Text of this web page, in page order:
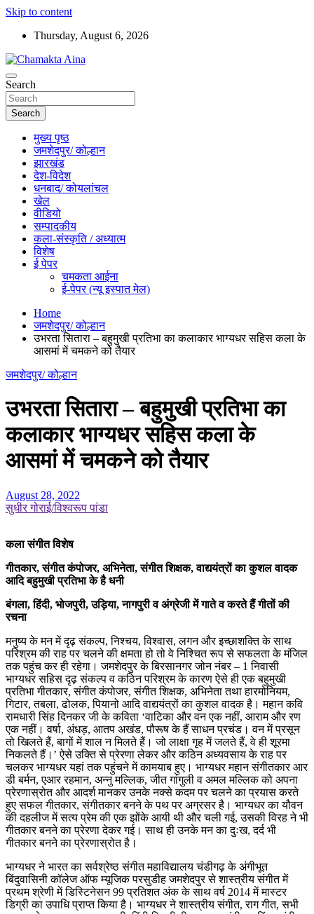
Skip to content
Thursday, August 6, 2026
Chamakta Aina
Hindi News Paper – Jharkhand
Search
Search
मुख्य पृष्ठ
जमशेदपुर/ कोल्हान
झारखंड
देश-विदेश
धनबाद/ कोयलांचल
खेल
वीडियो
सम्पादकीय
कला-संस्कृति / अध्यात्म
विशेष
ई पेपर
चमकता आईना
ई-पेपर (न्यू इस्पात मेल)
Home
जमशेदपुर/ कोल्हान
उभरता सितारा – बहुमुखी प्रतिभा का कलाकार भाग्यधर सहिस कला के
आसमां में चमकने को तैयार
जमशेदपुर/ कोल्हान
उभरता सितारा – बहुमुखी प्रतिभा का
कलाकार भाग्यधर सहिस कला के
आसमां में चमकने को तैयार
August 28, 2022
सुधीर गोराई/विश्वरूप पांडा
कला संगीत विशेष
गीतकार, संगीत कंपोजर, अभिनेता, संगीत शिक्षक, वाद्ययंत्रों का कुशल वादक
आदि बहुमुखी प्रतिभा के है धनी
बंगला, हिंदी, भोजपुरी, उड़िया, नागपुरी व अंग्रेजी में गाते व करते हैं गीतों की
रचना
मनुष्य के मन में दृढ़ संकल्प, निश्चय, विश्वास, लगन और इच्छाशक्ति के साथ
परिश्रम की राह पर चलने की क्षमता हो तो वे निश्चित रूप से सफलता के मंजिल
तक पहुंच कर ही रहेगा। जमशेदपुर के बिरसानगर जोन नंबर – 1 निवासी
भाग्यधर सहिस दृढ़ संकल्प व कठिन परिश्रम के कारण ऐसे ही एक बहुमुखी
प्रतिभा गीतकार, संगीत कंपोजर, संगीत शिक्षक, अभिनेता तथा हारमोनियम,
गिटार, तबला, ढोलक, पियानो आदि वाद्ययंत्रों का कुशल वादक है। महान कवि
रामधारी सिंह दिनकर जी के कविता ‘वाटिका और वन एक नहीं, आराम और रण
एक नहीं। वर्षा, अंधड़, आतप अखंड, पौरूष के हैं साधन प्रचंड। वन में प्रसून
तो खिलते हैं, बागों में शाल न मिलते हैं। जो लाक्षा गृह में जलते हैं, वे ही शूरमा
निकलते हैं।’ ऐसे उक्ति से प्रेरणा लेकर और कठिन अध्यवसाय के राह पर
चलकर भाग्यधर यहां तक पहुंचने में कामयाब हुए। भाग्यधर महान संगीतकार आर
डी बर्मन, एआर रहमान, अन्नु मल्लिक, जीत गांगुली व अमल मल्लिक को अपना
प्रेरणास्रोत और आदर्श मानकर उनके नक्से कदम पर चलने का प्रयास करते
हुए सफल गीतकार, संगीतकार बनने के पथ पर अग्रसर है। भाग्यधर का यौवन
की दहलीज में सत्य प्रेम की एक झोंके आयी थी और चली गई, उसकी विरह ने भी
गीतकार बनने का प्रेरणा देकर गई। साथ ही उनके मन का दुःख, दर्द भी
गीतकार बनने का प्रेरणास्रोत है।
भाग्यधर ने भारत का सर्वश्रेष्ठ संगीत महाविद्यालय चंडीगढ़ के अंगीभूत
बिंदुवासिनी कॉलेज ऑफ म्यूजिक परसुडीह जमशेदपुर से शास्त्रीय संगीत में
प्रथम श्रेणी में डिस्टिनेसन 99 प्रतिशत अंक के साथ वर्ष 2014 में मास्टर
डिग्री का उपाधि प्राप्त किया है। भाग्यधर ने शास्त्रीय संगीत, राग गीत, सभी